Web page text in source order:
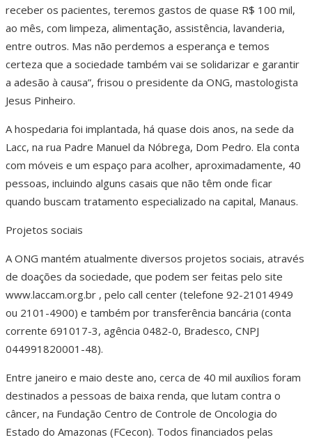
receber os pacientes, teremos gastos de quase R$ 100 mil,
ao mês, com limpeza, alimentação, assistência, lavanderia,
entre outros. Mas não perdemos a esperança e temos
certeza que a sociedade também vai se solidarizar e garantir
a adesão à causa”, frisou o presidente da ONG, mastologista
Jesus Pinheiro.
A hospedaria foi implantada, há quase dois anos, na sede da
Lacc, na rua Padre Manuel da Nóbrega, Dom Pedro. Ela conta
com móveis e um espaço para acolher, aproximadamente, 40
pessoas, incluindo alguns casais que não têm onde ficar
quando buscam tratamento especializado na capital, Manaus.
Projetos sociais
A ONG mantém atualmente diversos projetos sociais, através
de doações da sociedade, que podem ser feitas pelo site
www.laccam.org.br , pelo call center (telefone 92-21014949
ou 2101-4900) e também por transferência bancária (conta
corrente 691017-3, agência 0482-0, Bradesco, CNPJ
044991820001-48).
Entre janeiro e maio deste ano, cerca de 40 mil auxílios foram
destinados a pessoas de baixa renda, que lutam contra o
câncer, na Fundação Centro de Controle de Oncologia do
Estado do Amazonas (FCecon). Todos financiados pelas